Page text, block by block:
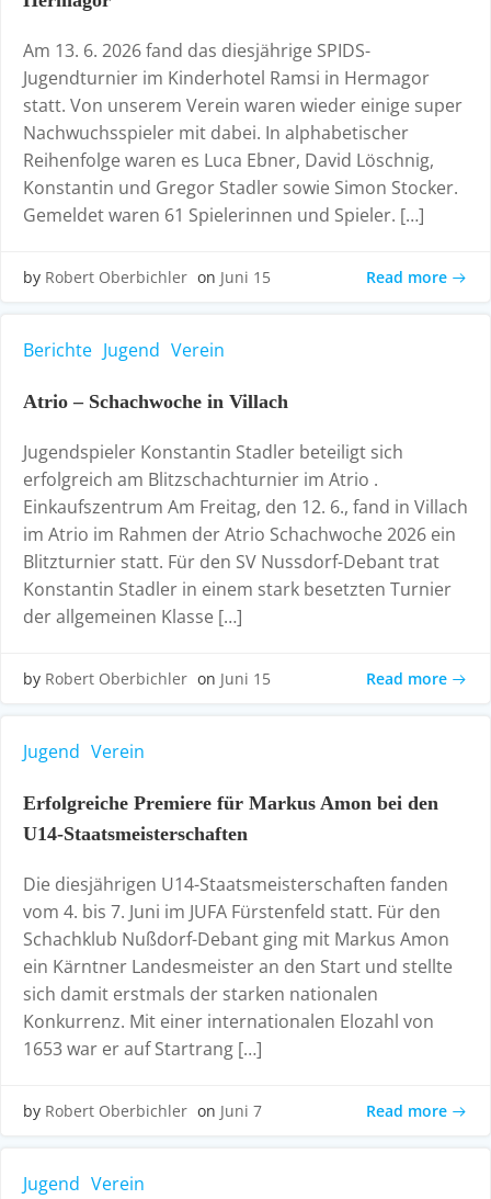
Am 13. 6. 2026 fand das diesjährige SPIDS-
Jugendturnier im Kinderhotel Ramsi in Hermagor
statt. Von unserem Verein waren wieder einige super
Nachwuchsspieler mit dabei. In alphabetischer
Reihenfolge waren es Luca Ebner, David Löschnig,
Konstantin und Gregor Stadler sowie Simon Stocker.
Gemeldet waren 61 Spielerinnen und Spieler. […]
by Robert Oberbichler on Juni 15 Read more
Berichte Jugend Verein
Atrio – Schachwoche in Villach
Jugendspieler Konstantin Stadler beteiligt sich
erfolgreich am Blitzschachturnier im Atrio .
Einkaufszentrum Am Freitag, den 12. 6., fand in Villach
im Atrio im Rahmen der Atrio Schachwoche 2026 ein
Blitzturnier statt. Für den SV Nussdorf-Debant trat
Konstantin Stadler in einem stark besetzten Turnier
der allgemeinen Klasse […]
by Robert Oberbichler on Juni 15 Read more
Jugend Verein
Erfolgreiche Premiere für Markus Amon bei den
U14-Staatsmeisterschaften
Die diesjährigen U14-Staatsmeisterschaften fanden
vom 4. bis 7. Juni im JUFA Fürstenfeld statt. Für den
Schachklub Nußdorf-Debant ging mit Markus Amon
ein Kärntner Landesmeister an den Start und stellte
sich damit erstmals der starken nationalen
Konkurrenz. Mit einer internationalen Elozahl von
1653 war er auf Startrang […]
by Robert Oberbichler on Juni 7 Read more
Jugend Verein